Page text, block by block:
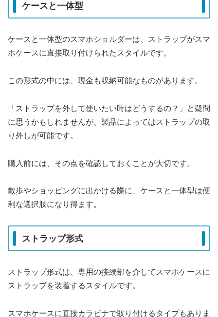
ケースと一体型
ケースと一体型のスマホショルダーは、ストラップがスマ
ホケースに直接取り付けられたスタイルです。
この形式の中には、現金も収納可能なものがあります。
「ストラップを外して使いたい時はどうするの？」と疑問
に思うかもしれませんが、製品によってはストラップの取
り外しが可能です。
購入前には、その点を確認しておくことが大切です。
散歩やショッピングに出かける際に、ケースと一体型は便
利な選択肢になり得ます。
ストラップ形式
ストラップ形式は、専用の接続部を介してスマホケースに
ストラップを装着するスタイルです。
スマホケースに直接カラビナで取り付けるタイプもありま